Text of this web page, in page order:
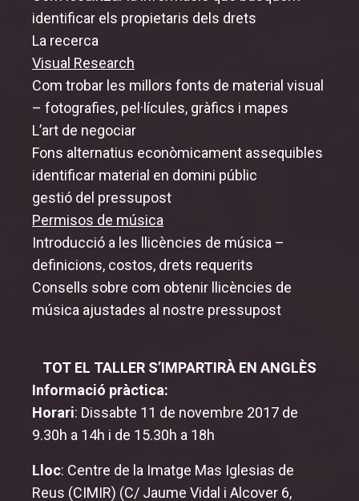
identificar els propietaris dels drets
La recerca
Visual Research
Com trobar les millors fonts de material visual
– fotografies, pel·lícules, gràfics i mapes
L’art de negociar
Fons alternatius econòmicament assequibles
identificar material en domini públic
gestió del pressupost
Permisos de música
Introducció a les llicències de música –
definicions, costos, drets requerits
Consells sobre com obtenir llicències de
música ajustades al nostre pressupost
TOT EL TALLER S’IMPARTIRÀ EN ANGLÈS
Informació pràctica:
Horari: Dissabte 11 de novembre 2017 de
9.30h a 14h i de 15.30h a 18h
Lloc: Centre de la Imatge Mas Iglesias de
Reus (CIMIR) (C/ Jaume Vidal i Alcover 6,